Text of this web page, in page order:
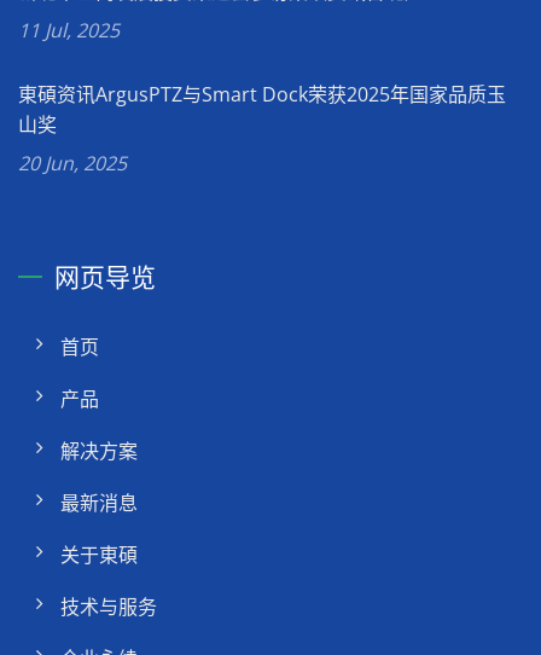
11 Jul, 2025
東碩资讯ArgusPTZ与Smart Dock荣获2025年国家品质玉
山奖
20 Jun, 2025
网页导览
首页
产品
解决方案
最新消息
关于東碩
技术与服务